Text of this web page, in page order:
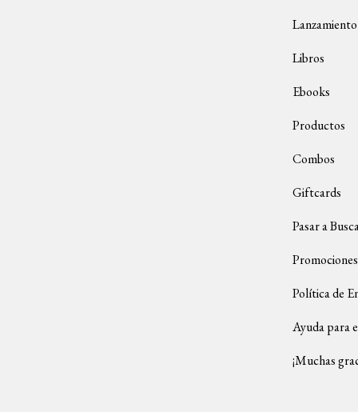
Lanzamiento
Libros
Ebooks
Productos
Combos
Giftcards
Pasar a
Promociones
Política de
Ayuda para
¡Muchas